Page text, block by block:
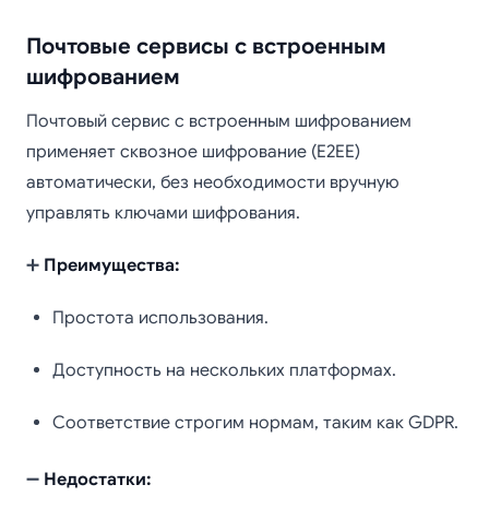
Почтовые сервисы с встроенным
шифрованием
Почтовый сервис с встроенным шифрованием
применяет сквозное шифрование (E2EE)
автоматически, без необходимости вручную
управлять ключами шифрования.
➕ Преимущества:
Простота использования.
Доступность на нескольких платформах.
Соответствие строгим нормам, таким как GDPR.
➖ Недостатки: